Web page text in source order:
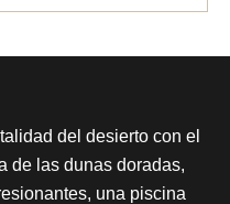
del desierto con el
de las dunas doradas,
una piscina